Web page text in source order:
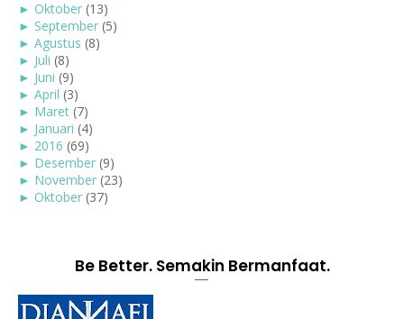
► Oktober (13)
► September (5)
► Agustus (8)
► Juli (8)
► Juni (9)
► April (3)
► Maret (7)
► Januari (4)
► 2016 (69)
► Desember (9)
► November (23)
► Oktober (37)
Be Better. Semakin Bermanfaat.